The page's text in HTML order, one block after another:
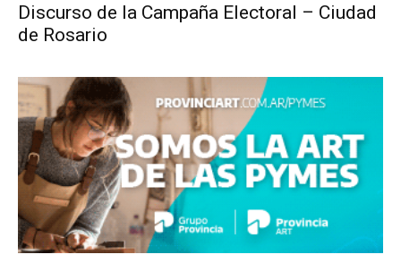
Discurso de la Campaña Electoral – Ciudad
de Rosario